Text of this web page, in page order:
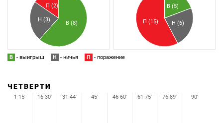
В (8)
Н (3)
П (2) В (5)
Н (6)
П (15)
В - выигрыш Н - ничья П - поражение
ЧЕТВЕРТИ
1-15' 16-30' 31-44' 45' 46-60' 61-75' 76-89' 90'